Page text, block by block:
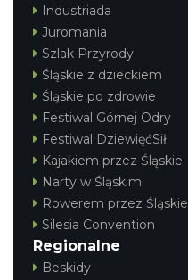
Industriada
Juromania
Szlak Przyrody
Śląskie z dzieckiem
Śląskie po zdrowie
Festiwal Górnej Odry
Festiwal DziewięćSił
Kajakiem przez Śląskie
Narty w Śląskim
Rowerem przez Śląskie
Silesia Convention
Regionalne
Beskidy